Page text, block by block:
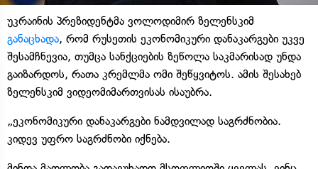
უკრაინის პრეზიდენტმა ვოლოდიმირ ზელენსკიმ
განაცხადა, რომ რუსეთის ეკონომიკური დანაკარგები უკვე
შესამჩნევია, თუმცა სანქციების ზეწოლა საკმარისად უნდა
გაიზარდოს, რათა კრემლმა ომი შეწყვიტოს. ამის შესახებ
ზელენსკიმ ვიდეომიმართვისას ისაუბრა.
„ეკონომიკური დანაკარგები ნამდვილად საგრძნობია.
კიდევ უფრო საგრძნობი იქნება.